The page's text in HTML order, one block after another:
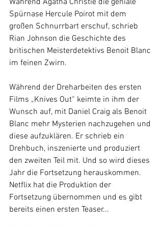
Spürnase Hercule Poirot mit dem
großen Schnurrbart erschuf, schrieb
Rian Johnson die Geschichte des
britischen Meisterdetektivs Benoit Blanc
im feinen Zwirn.
Während der Dreharbeiten des ersten
Films „Knives Out“ keimte in ihm der
Wunsch auf, mit Daniel Craig als Benoit
Blanc mehr Mysterien nachzugehen und
diese aufzuklären. Er schrieb ein
Drehbuch, inszenierte und produziert
den zweiten Teil mit. Und so wird dieses
Jahr die Fortsetzung herauskommen.
Netflix hat die Produktion der
Fortsetzung übernommen und es gibt
bereits einen ersten Teaser...